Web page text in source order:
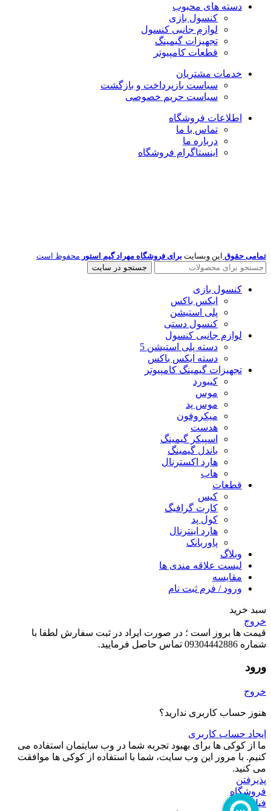
دسته های محبوب
کنسول بازی
لوازم جانبی کنسول
تجهیزات گیمینگ
قطعات کامپیوتر
خدمات مشتریان
سیاست بازپرداخت و بازگشت
سیاست حریم خصوصی
اطلاعات فروشگاه
تماس با ما
درباره ما
اینستاگرام فروشگاه
تمامی حقوق این وبسایت برای فروشگاه مهراد گیم استور محفوظ است
جستجو در سایت
کنسول بازی
ایکس باکس
پلی استیشن
کنسول دستی
لوازم جانبی کنسول
دسته پلی استیشن 5
دسته ایکس باکس
تجهیزات گیمینگ کامپیوتر
کیبورد
موس
موس پد
میکروفون
هدست
اسپیکر گیمینگ
باندل گیمینگ
هارد اکسترنال
هاب
قطعات
کیس
کارت گرافیگ
کول پد
هارد اینترنال
پاوربانک
وبلاگ
لیست علاقه مندی ها
مقایسه
ورود / فرم ثبت نام
سبد خرید
خروج
قیمت ها بروز است ؛ در صورت ایراد در ثبت سفارش لطفا با
شماره 09304442886 تماس حاصل فرمایید.
ورود
خروج
هنوز حساب کاربری ندارید؟
ایجاد حساب کاربری
ما از کوکی ها برای بهبود تجربه شما در وب سایتمان استفاده می
کنیم. با مرور این وب سایت، شما با استفاده از کوکی ها موافقت
می کنید.
پذیرفتن
فروشگاه
فیلتر ها